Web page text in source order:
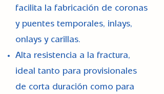
facilita la fabricación de coronas
y puentes temporales, inlays,
onlays y carillas.
Alta resistencia a la fractura,
ideal tanto para provisionales
de corta duración como para